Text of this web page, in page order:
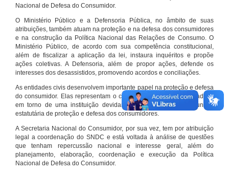
Nacional de Defesa do Consumidor.
O Ministério Público e a Defensoria Pública, no âmbito de suas
atribuições, também atuam na proteção e na defesa dos consumidores
e na construção da Política Nacional das Relações de Consumo. O
Ministério Público, de acordo com sua competência constitucional,
além de fiscalizar a aplicação da lei, instaura inquéritos e propõe
ações coletivas. A Defensoria, além de propor ações, defende os
interesses dos desassistidos, promovendo acordos e conciliações.
As entidades civis desenvolvem importante papel na proteção e defesa
do consumidor. Elas representam o conjunto organizado de cidadãos
em torno de uma instituição devidamente registrada e com função
estatutária de proteção e defesa dos consumidores.
A Secretaria Nacional do Consumidor, por sua vez, tem por atribuição
legal a coordenação do SNDC e está voltada à análise de questões
que tenham repercussão nacional e interesse geral, além do
planejamento, elaboração, coordenação e execução da Política
Nacional de Defesa do Consumidor.